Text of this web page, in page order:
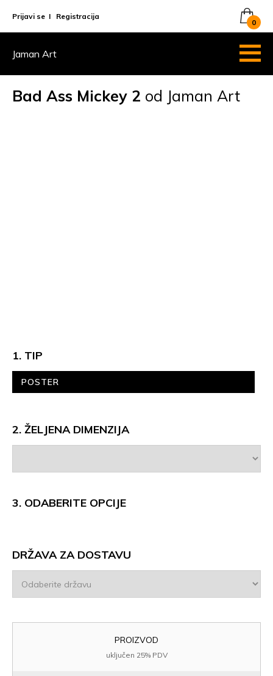
Prijavi se I Registracija
0
Jaman Art
Bad Ass Mickey 2 od Jaman Art
1. TIP
POSTER
2. ŽELJENA DIMENZIJA
3. ODABERITE OPCIJE
DRŽAVA ZA DOSTAVU
PROIZVOD
uključen 25% PDV